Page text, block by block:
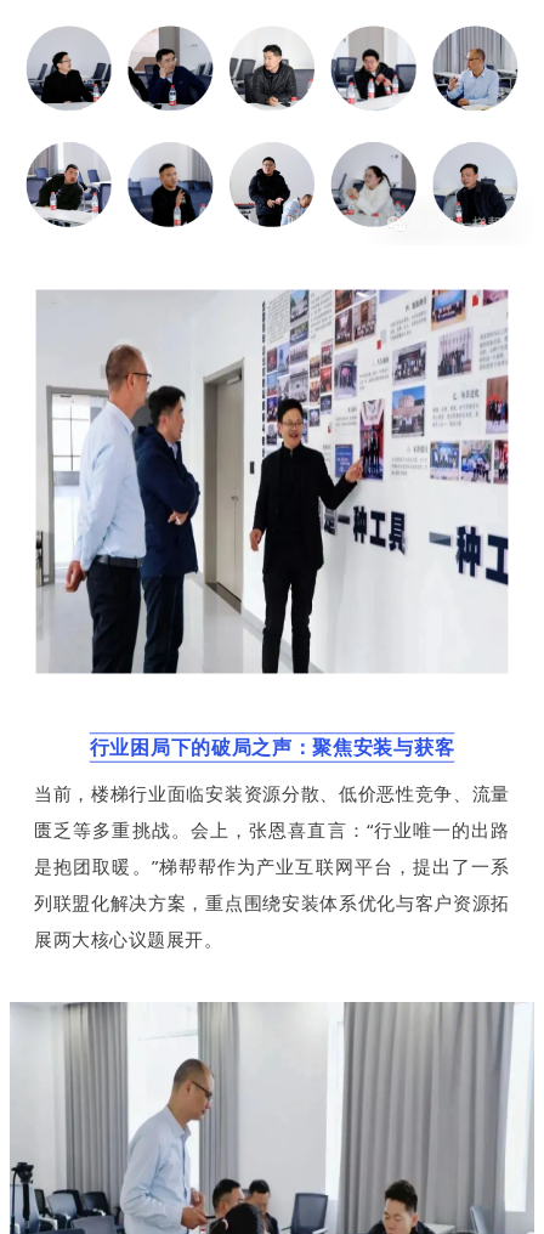
行业困局下的破局之声：聚焦安装与获客
当前，楼梯行业面临安装资源分散、低价恶性竞争、流量
匮乏等多重挑战。会上，张恩喜直言：“行业唯一的出路
是抱团取暖。”梯帮帮作为产业互联网平台，提出了一系
列联盟化解决方案，重点围绕安装体系优化与客户资源拓
展两大核心议题展开。